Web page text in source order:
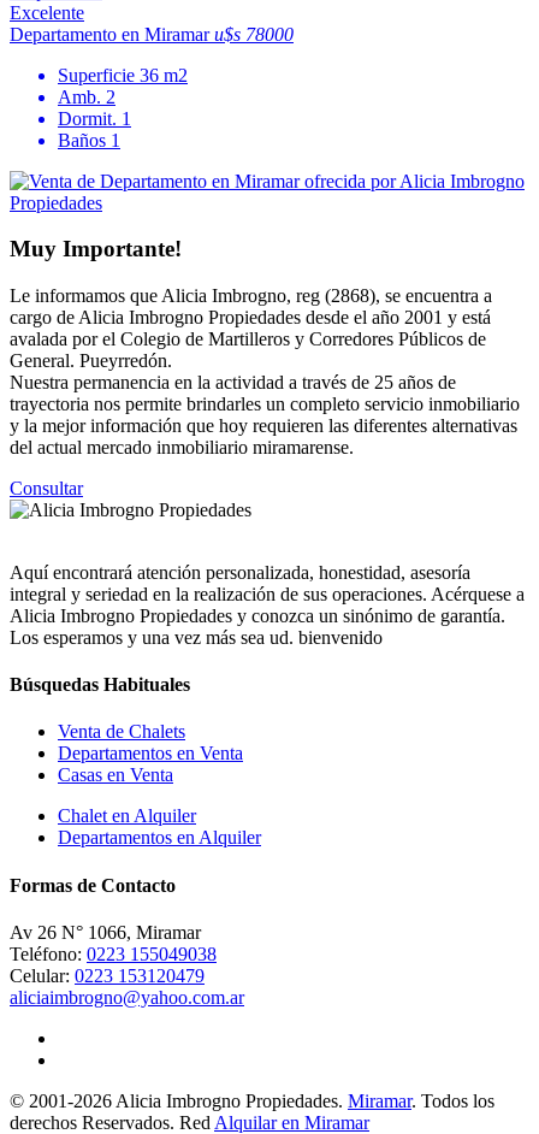
Excelente
Departamento en Miramaru$s 78000
Superficie 36 m2
Amb. 2
Dormit. 1
Baños 1
Muy Importante!
Le informamos que Alicia Imbrogno, reg (2868), se encuentra a
cargo de Alicia Imbrogno Propiedades desde el año 2001 y está
avalada por el Colegio de Martilleros y Corredores Públicos de
General. Pueyrredón.
Nuestra permanencia en la actividad a través de 25 años de
trayectoria nos permite brindarles un completo servicio inmobiliario
y la mejor información que hoy requieren las diferentes alternativas
del actual mercado inmobiliario miramarense.
Consultar
Aquí encontrará atención personalizada, honestidad, asesoría
integral y seriedad en la realización de sus operaciones. Acérquese a
Alicia Imbrogno Propiedades y conozca un sinónimo de garantía.
Los esperamos y una vez más sea ud. bienvenido
Búsquedas Habituales
Venta de Chalets
Departamentos en Venta
Casas en Venta
Chalet en Alquiler
Departamentos en Alquiler
Formas de Contacto
Av 26 N° 1066, Miramar
Teléfono: 0223 155049038
Celular: 0223 153120479
aliciaimbrogno@yahoo.com.ar
© 2001-2026 Alicia Imbrogno Propiedades. Miramar. Todos los
derechos Reservados. Red Alquilar en Miramar